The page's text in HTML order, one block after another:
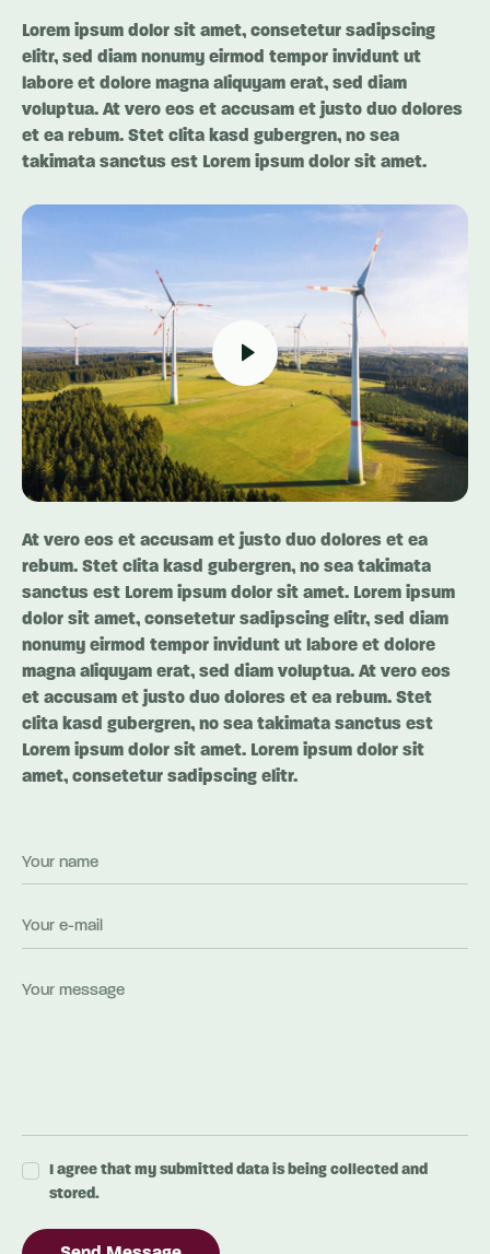
Lorem ipsum dolor sit amet, consetetur sadipscing
elitr, sed diam nonumy eirmod tempor invidunt ut
labore et dolore magna aliquyam erat, sed diam
voluptua. At vero eos et accusam et justo duo dolores
et ea rebum. Stet clita kasd gubergren, no sea
takimata sanctus est Lorem ipsum dolor sit amet.
At vero eos et accusam et justo duo dolores et ea
rebum. Stet clita kasd gubergren, no sea takimata
sanctus est Lorem ipsum dolor sit amet. Lorem ipsum
dolor sit amet, consetetur sadipscing elitr, sed diam
nonumy eirmod tempor invidunt ut labore et dolore
magna aliquyam erat, sed diam voluptua. At vero eos
et accusam et justo duo dolores et ea rebum. Stet
clita kasd gubergren, no sea takimata sanctus est
Lorem ipsum dolor sit amet. Lorem ipsum dolor sit
amet, consetetur sadipscing elitr.
I agree that my submitted data is being collected and
stored.